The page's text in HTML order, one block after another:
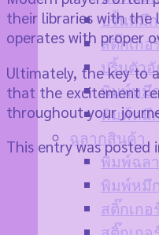
ปริ้นหมึ
สติ๊กเกอ
ปริ้นตัว
พิมพ์หมึ
พิมพ์หมึ
ฉลากสินค้า
พิมพ์ฉล
พิมพ์หมึ
สติ๊กเก
their libraries with the
operates with proper
Ultimately, the key to
that the excitement
throughout your
This entry was posted